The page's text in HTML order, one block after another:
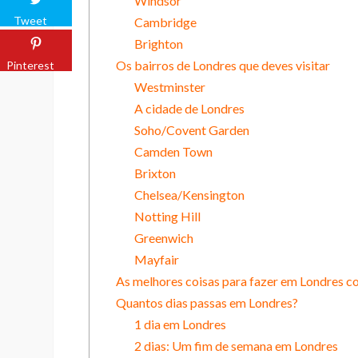
Cambridge
Brighton
Os bairros de Londres que deves visitar
Westminster
A cidade de Londres
Soho/Covent Garden
Camden Town
Brixton
Chelsea/Kensington
Notting Hill
Greenwich
Mayfair
As melhores coisas para fazer em Londres
Quantos dias passas em Londres?
1 dia em Londres
2 dias: Um fim de semana em Londres
Tweet
Pinterest